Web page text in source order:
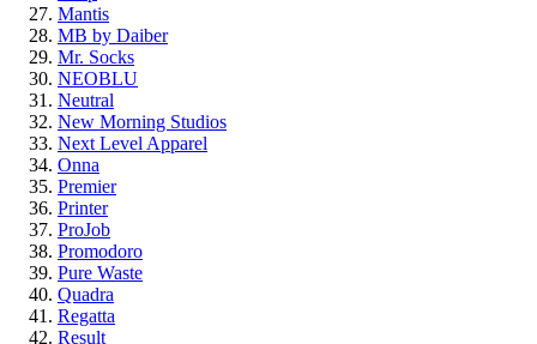
Mantis
MB by Daiber
Mr. Socks
NEOBLU
Neutral
New Morning Studios
Next Level Apparel
Onna
Premier
Printer
ProJob
Promodoro
Pure Waste
Quadra
Regatta
Result